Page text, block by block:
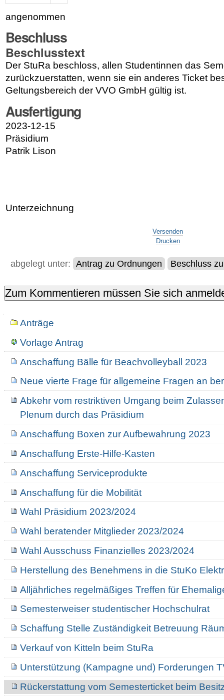
angenommen
Beschluss
Beschlusstext
Der StuRa beschloss, allen Studentinnen das
zurückzuerstatten, wenn sie ein anderes Ticket
Geltungsbereich der VVO GmbH gültig ist.
Ausfertigung
2023-12-15
Präsidium
Patrik Lison
Unterzeichnung
Versenden
Drucken
abgelegt unter: Antrag zu Ordnungen Beschluss
NavigationAnträge
Vorlage Antrag
Anschaffung Bälle für Beachvolleyball 2023
Neue vierte Frage für allgemeine Fragen an
Abkehr vom restriktiven Umgang beim
Plenum durch das Präsidium
Anschaffung Boxen zur Aufbewahrung 2023
Anschaffung Erste-Hilfe-Kasten
Anschaffung Serviceprodukte
Anschaffung für die Mobilität
Wahl Präsidium 2023/2024
Wahl beratender Mitglieder 2023/2024
Wahl Ausschuss Finanzielles 2023/2024
Herstellung des Benehmens in die StuKo
Alljährliches regelmäßiges Treffen für
Semesterweiser studentischer Hochschulrat
Schaffung Stelle Zuständigkeit Betreuung
Verkauf von Kitteln beim StuRa
Unterstützung (Kampagne und) Forderungen
Rückerstattung vom Semesterticket beim